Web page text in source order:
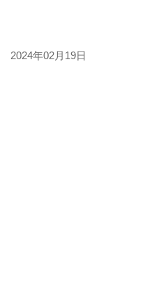
2024年02月19日